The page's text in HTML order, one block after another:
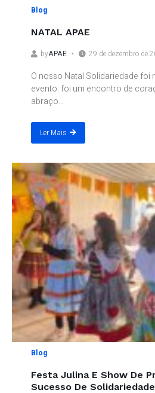
Blog
NATAL APAE
byAPAE 29 de dezembro de
O nosso Natal Solidariedade foi
evento: foi um encontro de
abraço...
Ler Mais
Blog
Festa Julina E Show De
Sucesso De